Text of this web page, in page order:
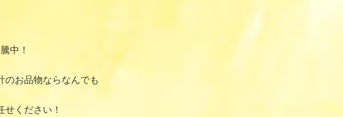
中！
のお品物ならなんでも
ください！